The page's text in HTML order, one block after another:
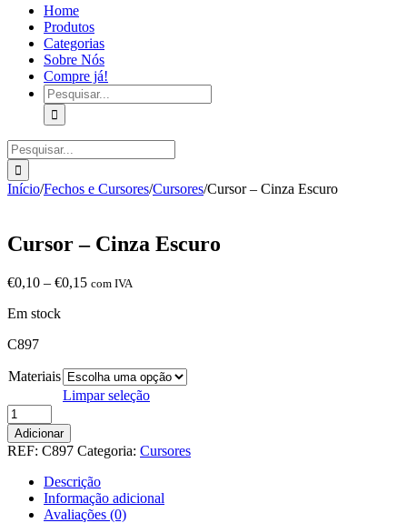
Home
Produtos
Categorias
Sobre Nós
Compre já!
Pesquisar
Pesquisar
Início/Fechos e Cursores/Cursores/Cursor – Cinza Escuro
Cursor – Cinza Escuro
€0,10 – €0,15Price
com IVA
Em stock
C897
Materiais
Limpar seleção
Quantidade
de
Cursor
-
Cinza
Escuro
Adicionar
REF: C897 Categoria: Cursores
Descrição
Informação adicional
Avaliações (0)